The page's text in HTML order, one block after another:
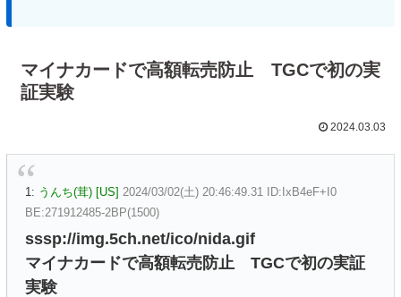
マイナカードで高額転売防止 TGCで初の実
証実験
2024.03.03
1: うんち(茸) [US] 2024/03/02(土) 20:46:49.31 ID:IxB4eF+I0
BE:271912485-2BP(1500)
sssp://img.5ch.net/ico/nida.gif
マイナカードで高額転売防止 TGCで初の実証
実験